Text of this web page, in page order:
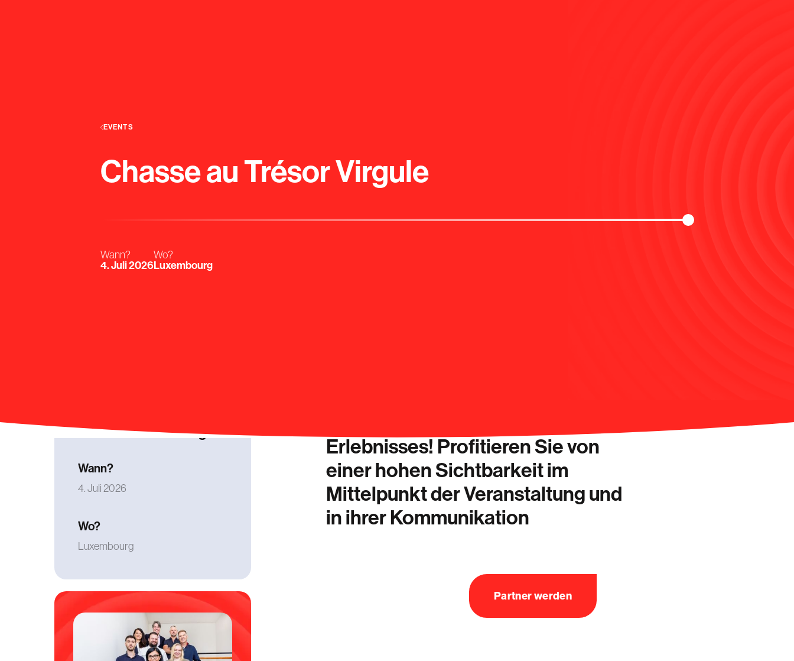
EVENTS
Chasse au Trésor Virgule
Wann?
4. Juli 2026
Wo?
Luxembourg
Erlebnisses! Profitieren Sie von
einer hohen Sichtbarkeit im
Mittelpunkt der Veranstaltung und
in ihrer Kommunikation
Partner werden
die Veranstaltung
Wann?
4. Juli 2026
Wo?
Luxembourg